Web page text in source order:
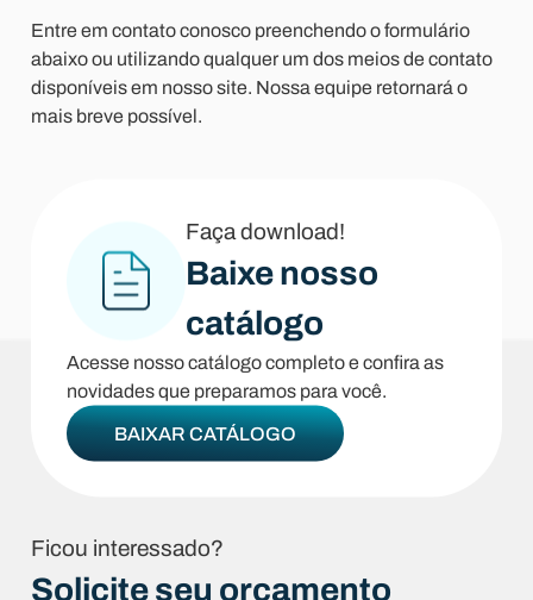
Entre em contato conosco preenchendo o formulário
abaixo ou utilizando qualquer um dos meios de contato
disponíveis em nosso site. Nossa equipe retornará o
mais breve possível.
Faça download!
Baixe nosso
catálogo
Acesse nosso catálogo completo e confira as
novidades que preparamos para você.
BAIXAR CATÁLOGO
Ficou interessado?
Solicite seu orçamento